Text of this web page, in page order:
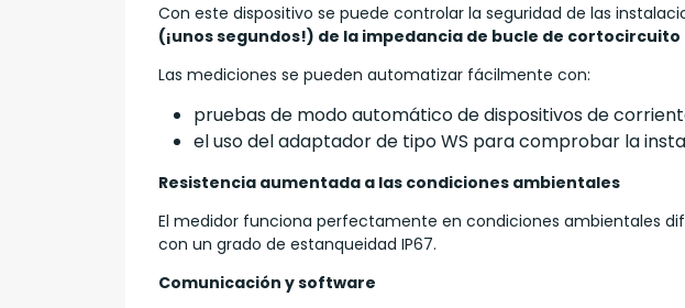
Con este dispositivo se puede controlar la seguridad de las
(¡unos segundos!) de la impedancia de bucle de cortocircuito
Las mediciones se pueden automatizar fácilmente con:
pruebas de modo automático de dispositivos de
el uso del adaptador de tipo WS para comprobar la
Resistencia aumentada a las condiciones ambientales
El medidor funciona perfectamente en condiciones ambientales
con un grado de estanqueidad IP67.
Comunicación y software